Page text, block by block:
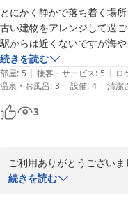
とにかく静かで落ち着く場所
古い建物をアレンジして過
駅からは近くないですが海
間違いない
続きを読む
部屋: 5 | 接客・サービス: 5 | ロ
温泉・お風呂: 3 | 設備: 4 | 清潔
3
ご利用ありがとうございま
古い建物ですが、できるだ
又、癒されにお越しくださ
続きを読む